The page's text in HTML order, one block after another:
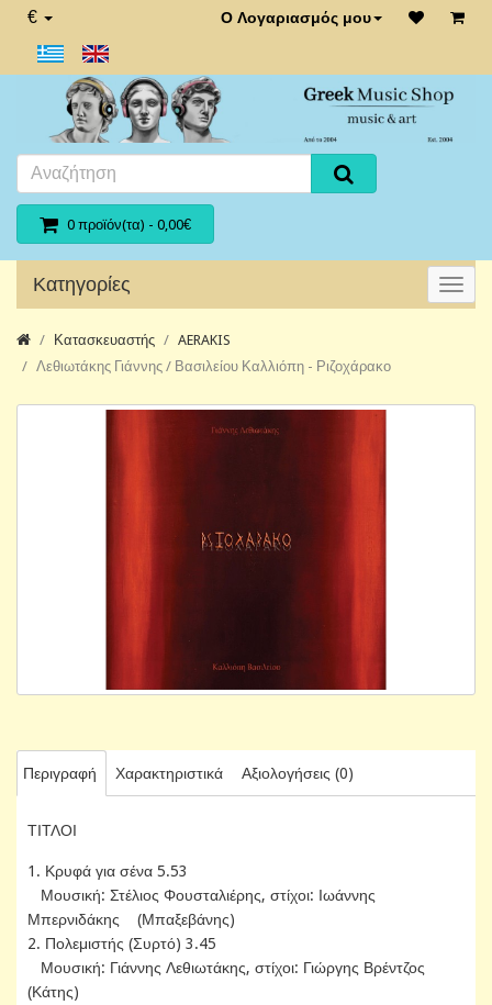
€ Ο Λογαριασμός μου
0 προϊόν(τα) - 0,00€
Κατηγορίες
Κατασκευαστής
AERAKIS
Λεθιωτάκης Γιάννης / Βασιλείου Καλλιόπη - Ριζοχάρακο
Περιγραφή Χαρακτηριστικά Αξιολογήσεις (0)
ΤΙΤΛΟΙ
1. Κρυφά για σένα 5.53
Μουσική: Στέλιος Φουσταλιέρης, στίχοι: Ιωάννης
Μπερνιδάκης (Μπαξεβάνης)
2. Πολεμιστής (Συρτό) 3.45
Μουσική: Γιάννης Λεθιωτάκης, στίχοι: Γιώργης Βρέντζος
(Κάτης)